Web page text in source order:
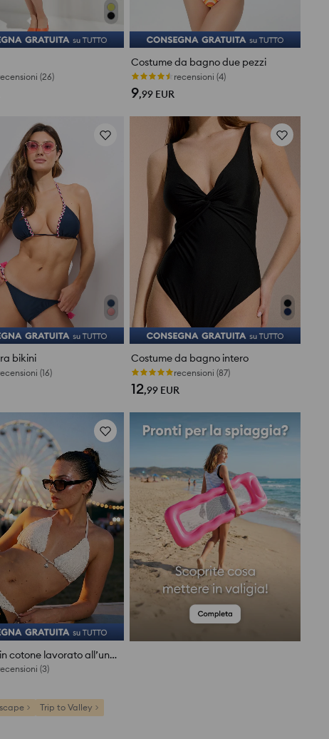
(26)
Costume da bagno due pezzi
recensioni (4)
9,99 EUR
bikini Costume da bagno intero
Ultimi pezzi
12,99 EUR
Slip bikini in cotone lavorato all’uncinetto con pendenti decorativi
Trip to Valley